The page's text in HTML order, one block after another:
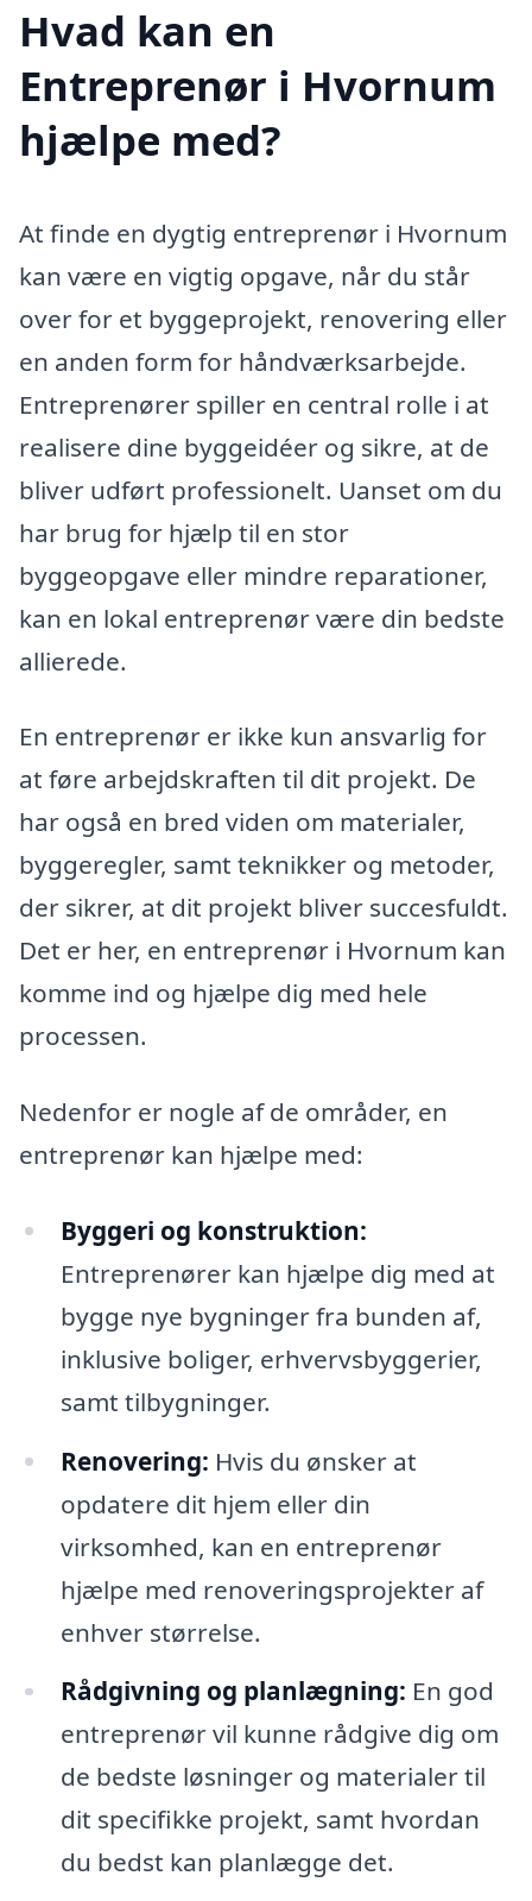
Hvad kan en
Entreprenør i Hvornum
hjælpe med?
At finde en dygtig entreprenør i Hvornum
kan være en vigtig opgave, når du står
over for et byggeprojekt, renovering eller
en anden form for håndværksarbejde.
Entreprenører spiller en central rolle i at
realisere dine byggeidéer og sikre, at de
bliver udført professionelt. Uanset om du
har brug for hjælp til en stor
byggeopgave eller mindre reparationer,
kan en lokal entreprenør være din bedste
allierede.
En entreprenør er ikke kun ansvarlig for
at føre arbejdskraften til dit projekt. De
har også en bred viden om materialer,
byggeregler, samt teknikker og metoder,
der sikrer, at dit projekt bliver succesfuldt.
Det er her, en entreprenør i Hvornum kan
komme ind og hjælpe dig med hele
processen.
Nedenfor er nogle af de områder, en
entreprenør kan hjælpe med:
Byggeri og konstruktion:
Entreprenører kan hjælpe dig med at
bygge nye bygninger fra bunden af,
inklusive boliger, erhvervsbyggerier,
samt tilbygninger.
Renovering: Hvis du ønsker at
opdatere dit hjem eller din
virksomhed, kan en entreprenør
hjælpe med renoveringsprojekter af
enhver størrelse.
Rådgivning og planlægning: En god
entreprenør vil kunne rådgive dig om
de bedste løsninger og materialer til
dit specifikke projekt, samt hvordan
du bedst kan planlægge det.